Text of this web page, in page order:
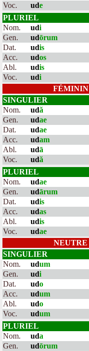
Voc.
ude
PLURIEL
Nom.
udi
Gen.
udōrum
Dat.
udis
Acc.
udos
Abl.
udis
Voc.
udi
FÉMININ
SINGULIER
Nom.
udă
Gen.
udae
Dat.
udae
Acc.
udam
Abl.
udā
Voc.
udă
PLURIEL
Nom.
udae
Gen.
udārum
Dat.
udis
Acc.
udas
Abl.
udis
Voc.
udae
NEUTRE
SINGULIER
Nom.
udum
Gen.
udi
Dat.
udo
Acc.
udum
Abl.
udo
Voc.
udum
PLURIEL
Nom.
uda
Gen.
udōrum